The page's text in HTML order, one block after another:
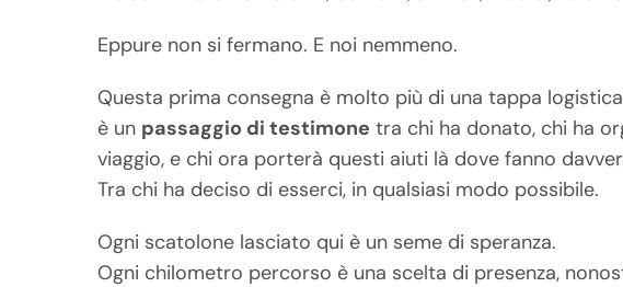
Eppure non si fermano. E noi nemmeno.
Questa prima consegna è molto più di una tappa
è un passaggio di testimone tra chi ha donato, chi ha
viaggio, e chi ora porterà questi aiuti là dove fanno
Tra chi ha deciso di esserci, in qualsiasi modo possibile.
Ogni scatolone lasciato qui è un seme di speranza.
Ogni chilometro percorso è una scelta di presenza,